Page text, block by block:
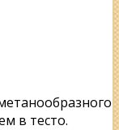
в тесто.